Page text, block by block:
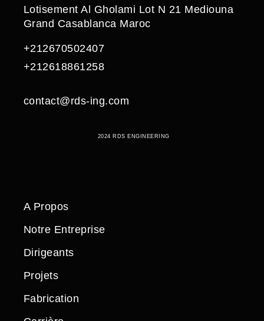
Lotisement Al Gholami Lot N 21 Mediouna
Grand Casablanca Maroc
+212670502407
+212618861258
contact@rds-ing.com
2024 RDS ENGINEERING
A Propos
Notre Entreprise
Dirigeants
Projets
Fabrication